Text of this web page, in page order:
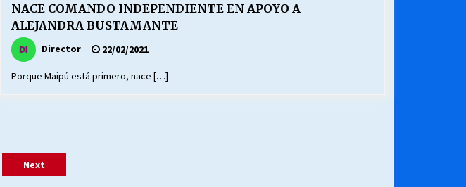
NACE COMANDO INDEPENDIENTE EN APOYO A
ALEJANDRA BUSTAMANTE
Director 22/02/2021
Porque Maipú está primero, nace […]
Next